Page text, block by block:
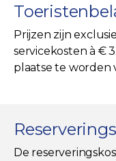
Prijzen zijn
servicekosten à €
plaatse te worden
De